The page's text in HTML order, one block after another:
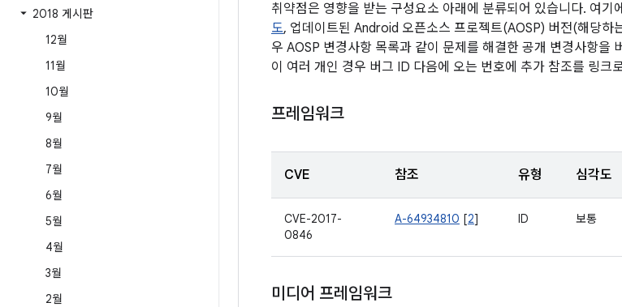
2018 게시판
12월
11월
10월
9월
8월
7월
6월
5월
4월
3월
2월
취약점은 영향을 받는 구성요소 아래에 분류되어 있습니다. 여기
도, 업데이트된 Android 오픈소스 프로젝트(AOSP) 버전(해당하
우 AOSP 변경사항 목록과 같이 문제를 해결한 공개 변경사항을
이 여러 개인 경우 버그 ID 다음에 오는 번호에 추가 참조를 링크
프레임워크
CVE 참조 유형 심각도
CVE-2017-
0846
A-64934810 [2] ID 보통
미디어 프레임워크